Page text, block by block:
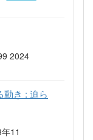
2024
き : 迫ら
11